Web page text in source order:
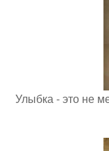
Улыбка - это не